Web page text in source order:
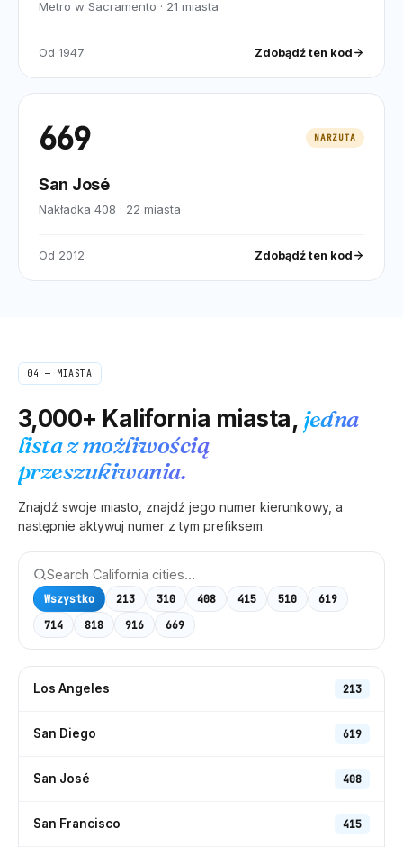
Metro w Sacramento · 21 miasta
Od 1947 Zdobądź ten kod
669 NARZUTA
San José
Nakładka 408 · 22 miasta
Od 2012 Zdobądź ten kod
04 — MIASTA
3,000+ Kalifornia miasta, jedna
lista z możliwością
przeszukiwania.
Znajdź swoje miasto, znajdź jego numer kierunkowy, a
następnie aktywuj numer z tym prefiksem.
Wszystko 213 310 408 415 510
619
714
818 916 669
Los Angeles 213
San Diego 619
San José 408
San Francisco 415